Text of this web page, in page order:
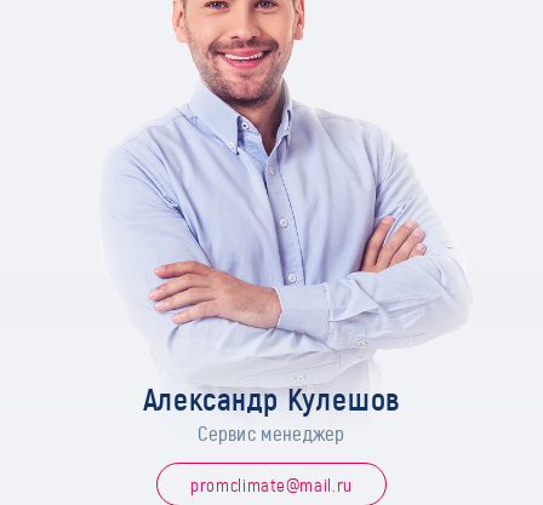
Александр Кулешов
Сервис менеджер
promclimate@mail.ru